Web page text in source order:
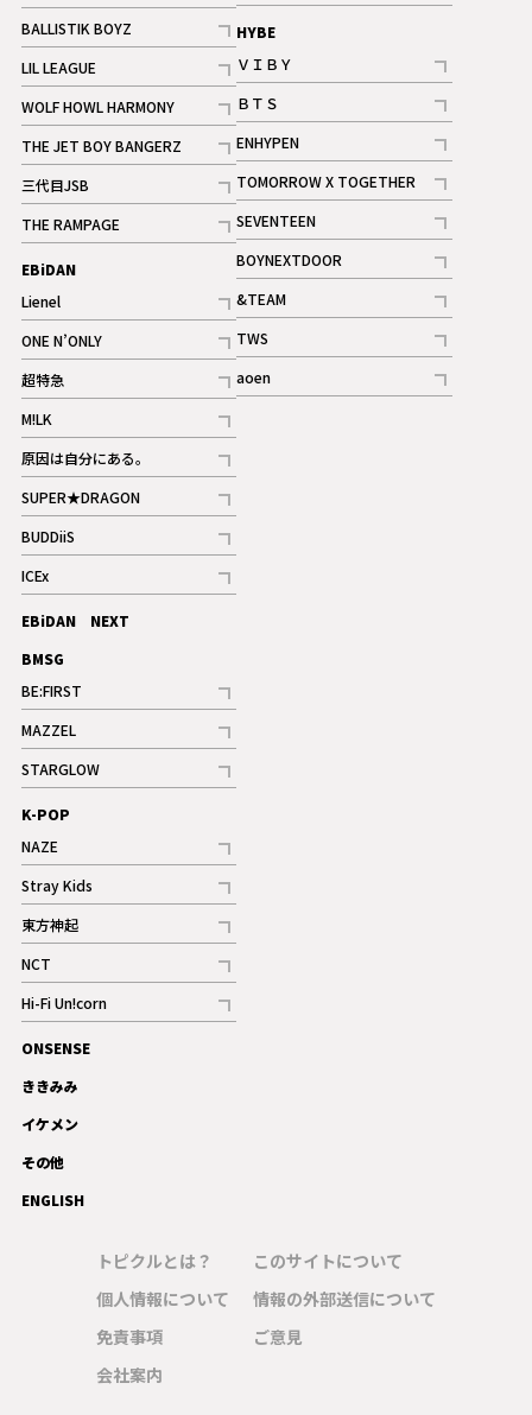
記事
BALLISTIK BOYZ
記事
LIL LEAGUE
記事
WOLF HOWL HARMONY
記事
THE JET BOY BANGERZ
記事
三代目JSB
記事
THE RAMPAGE
記事
ギャラリー
EBiDAN
Lienel
記事
ONE N’ONLY
記事
超特急
記事
M!LK
記事
原因は自分にある。
記事
SUPER★DRAGON
記事
BUDDiiS
記事
ICEx
記事
EBiDAN NEXT
BMSG
BE:FIRST
記事
ギャラリー
MAZZEL
記事
ギャラリー
STARGLOW
記事
記事
HYBE
ＶＩＢＹ
記事
ＢＴＳ
記事
ENHYPEN
記事
TOMORROW X TOGETHER
記事
ギャラリー
SEVENTEEN
記事
BOYNEXTDOOR
記事
&TEAM
記事
TWS
記事
aoen
記事
K-POP
NAZE
記事
Stray Kids
記事
東方神起
記事
NCT
記事
Hi-Fi Un!corn
記事
ギャラリー
ONSENSE
ききみみ
イケメン
その他
ENGLISH
トピクルとは？
個人情報について
免責事項
会社案内
このサイトについて
情報の外部送信について
ご意見